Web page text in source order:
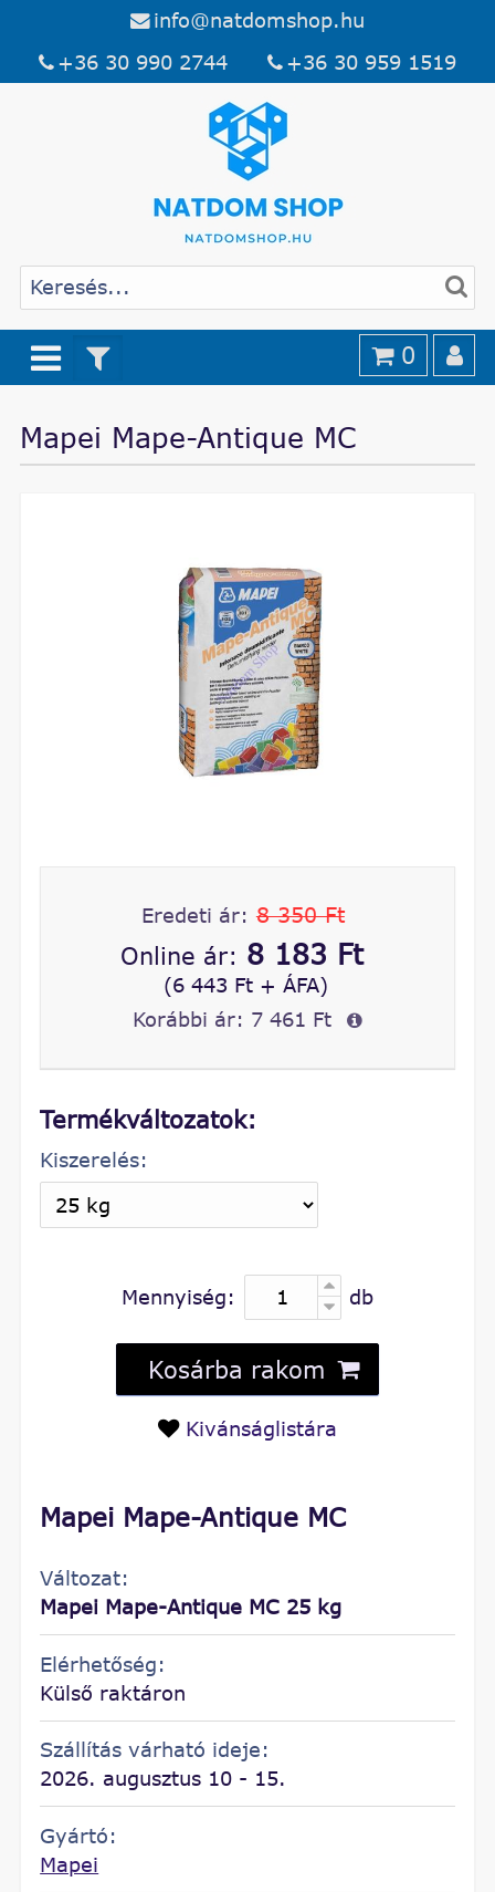
info@natdomshop.hu
+36 30 990 2744
+36 30 959 1519
0
Mapei Mape-Antique MC
Mapei Mape-Antique MC
Változat:
Mapei Mape-Antique MC 25 kg
Elérhetőség:
Külső raktáron
Szállítás várható ideje:
2026. augusztus 10 - 15.
Gyártó:
Mapei
Eredeti ár: 8 350 Ft
Online ár: 8 183 Ft
(6 443 Ft + ÁFA)
Korábbi ár: 7 461 Ft
Termékváltozatok:
Kiszerelés:
Mennyiség: db
Kosárba rakom
Kivánságlistára